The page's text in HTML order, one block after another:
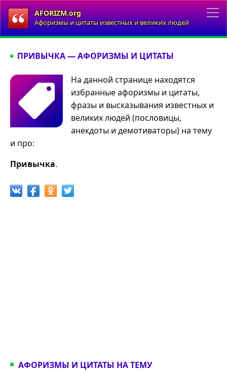
AFORIZM.org
Афоризмы и цитаты известных и великих людей
ПРИВЫЧКА — АФОРИЗМЫ И ЦИТАТЫ
На данной странице находятся
избранные афоризмы и цитаты,
фразы и высказывания известных и
великих людей (пословицы,
анекдоты и демотиваторы) на тему
и про:
Привычка.
АФОРИЗМЫ И ЦИТАТЫ НА ТЕМУ